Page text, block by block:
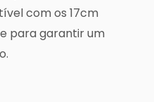
com os 17cm
para garantir um